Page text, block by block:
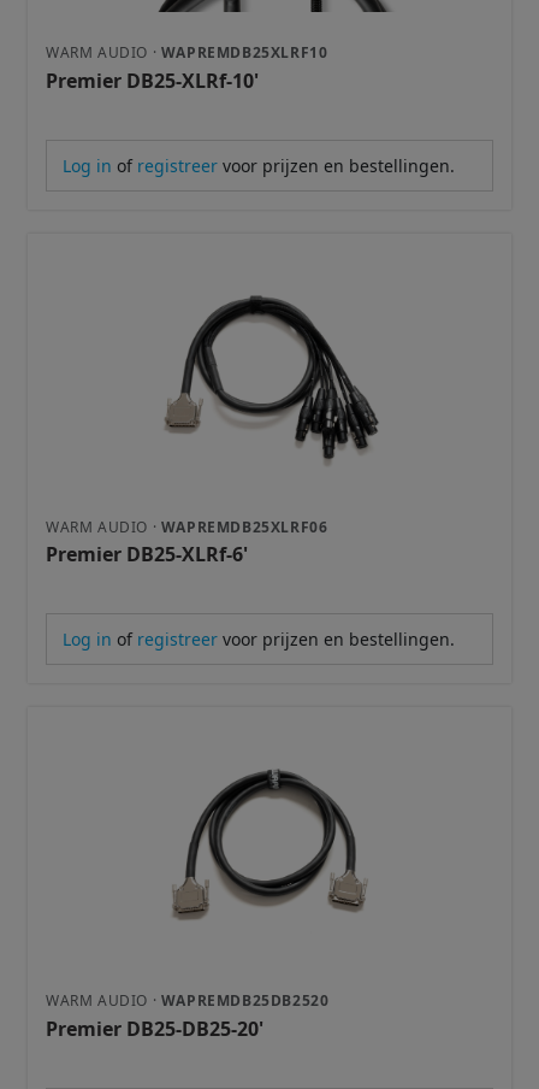
WARM AUDIO · WAPREMDB25XLRF10
Premier DB25-XLRf-10'
Log in of registreervoor prijzen en bestellingen.
WARM AUDIO · WAPREMDB25XLRF06
Premier DB25-XLRf-6'
Log in of registreervoor prijzen en bestellingen.
WARM AUDIO · WAPREMDB25DB2520
Premier DB25-DB25-20'